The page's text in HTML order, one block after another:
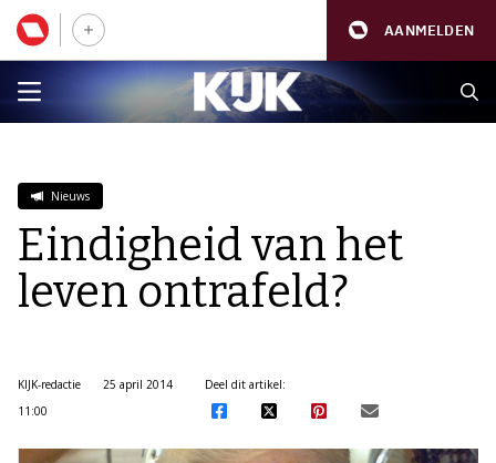
AANMELDEN
Nieuws
Eindigheid van het
leven ontrafeld?
KIJK-redactie
25 april 2014
11:00
Deel dit artikel: